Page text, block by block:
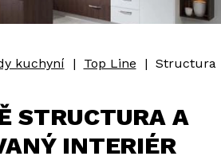
kuchyní | Top Line | Structura
STRUCTURA A
INTERIÉR